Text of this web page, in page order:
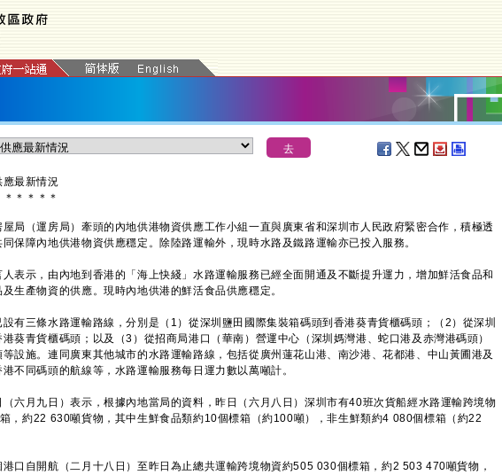
應最新情況
＊ ＊ ＊ ＊ ＊
（運房局）牽頭的內地供港物資供應工作小組一直與廣東省和深圳市人民政府緊密合作，積極透
保障內地供港物資供應穩定。除陸路運輸外，現時水路及鐵路運輸亦已投入服務。
示，由內地到香港的「海上快綫」水路運輸服務已經全面開通及不斷提升運力，增加鮮活食品和
生產物資的供應。現時內地供港的鮮活食品供應穩定。
三條水路運輸路線，分別是（1）從深圳鹽田國際集裝箱碼頭到香港葵青貨櫃碼頭；（2）從深圳
葵青貨櫃碼頭；以及（3）從招商局港口（華南）營運中心（深圳媽灣港、蛇口港及赤灣港碼頭）
設施。連同廣東其他城市的水路運輸路線，包括從廣州蓮花山港、南沙港、花都港、中山黃圃港及
不同碼頭的航線等，水路運輸服務每日運力數以萬噸計。
月九日）表示，根據內地當局的資料，昨日（六月八日）深圳市有40班次貨船經水路運輸跨境物
，約22 630噸貨物，其中生鮮食品類約10個標箱（約100噸），非生鮮類約4 080個標箱（約22
自開航（二月十八日）至昨日為止總共運輸跨境物資約505 030個標箱，約2 503 470噸貨物，